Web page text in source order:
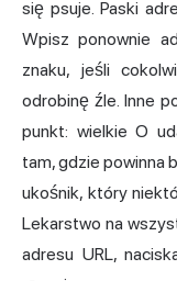
się psuje. Paski
Wpisz ponownie
znaku, jeśli
odrobinę źle. Inne
punkt: wielkie O
tam, gdzie powinna
ukośnik, który
Lekarstwo na
adresu URL,